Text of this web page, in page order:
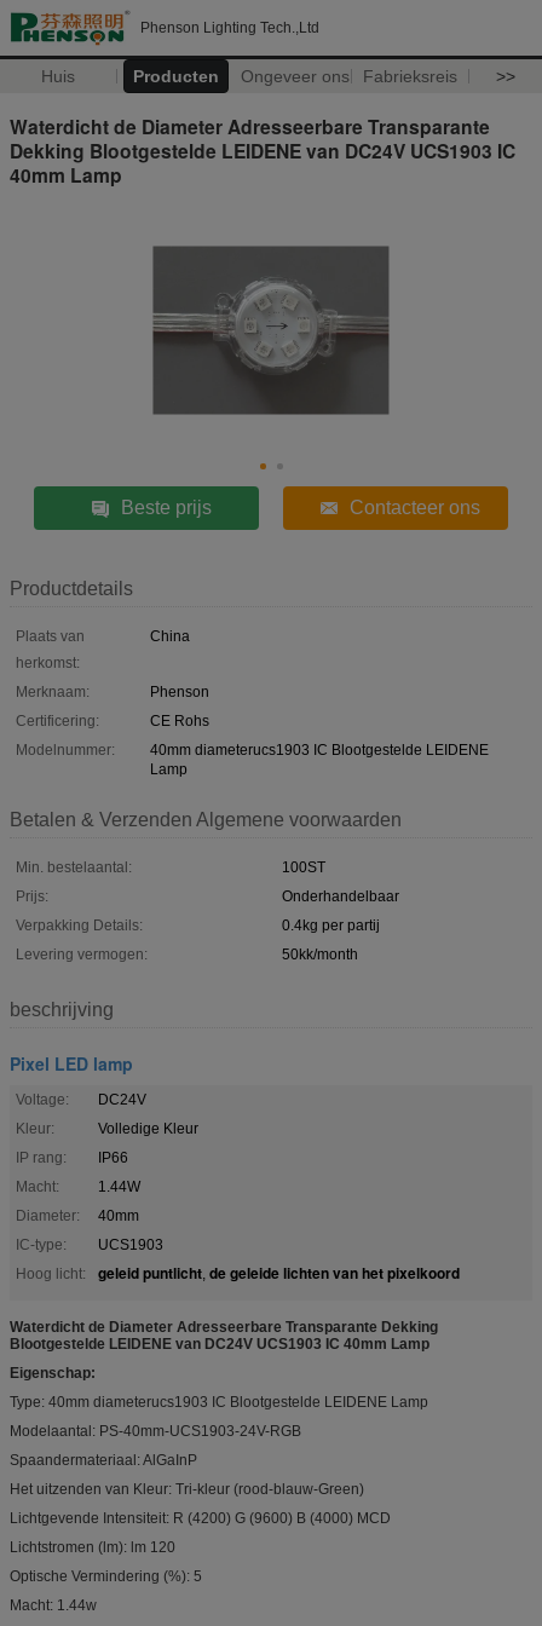
Phenson Lighting Tech.,Ltd
Huis Producten Ongeveer ons Fabrieksreis >>
Waterdicht de Diameter Adresseerbare Transparante
Dekking Blootgestelde LEIDENE van DC24V UCS1903 IC
40mm Lamp
Beste prijs Contacteer ons
Productdetails
Plaats van
herkomst:
China
Merknaam:
Phenson
Certificering:
CE Rohs
Modelnummer:
40mm diameterucs1903 IC Blootgestelde LEIDENE
Lamp
Betalen & Verzenden Algemene voorwaarden
Min. bestelaantal:
100ST
Prijs:
Onderhandelbaar
Verpakking Details:
0.4kg per partij
Levering vermogen:
50kk/month
beschrijving
Pixel LED lamp
Voltage:
DC24V
Kleur:
Volledige Kleur
IP rang:
IP66
Macht:
1.44W
Diameter:
40mm
IC-type:
UCS1903
Hoog licht:
geleid puntlicht, de geleide lichten van het pixelkoord
Waterdicht de Diameter Adresseerbare Transparante Dekking
Blootgestelde LEIDENE van DC24V UCS1903 IC 40mm Lamp
Eigenschap:
Type: 40mm diameterucs1903 IC Blootgestelde LEIDENE Lamp
Modelaantal: PS-40mm-UCS1903-24V-RGB
Spaandermateriaal: AlGaInP
Het uitzenden van Kleur: Tri-kleur (rood-blauw-Green)
Lichtgevende Intensiteit: R (4200) G (9600) B (4000) MCD
Lichtstromen (lm): lm 120
Optische Vermindering (%): 5
Macht: 1.44w